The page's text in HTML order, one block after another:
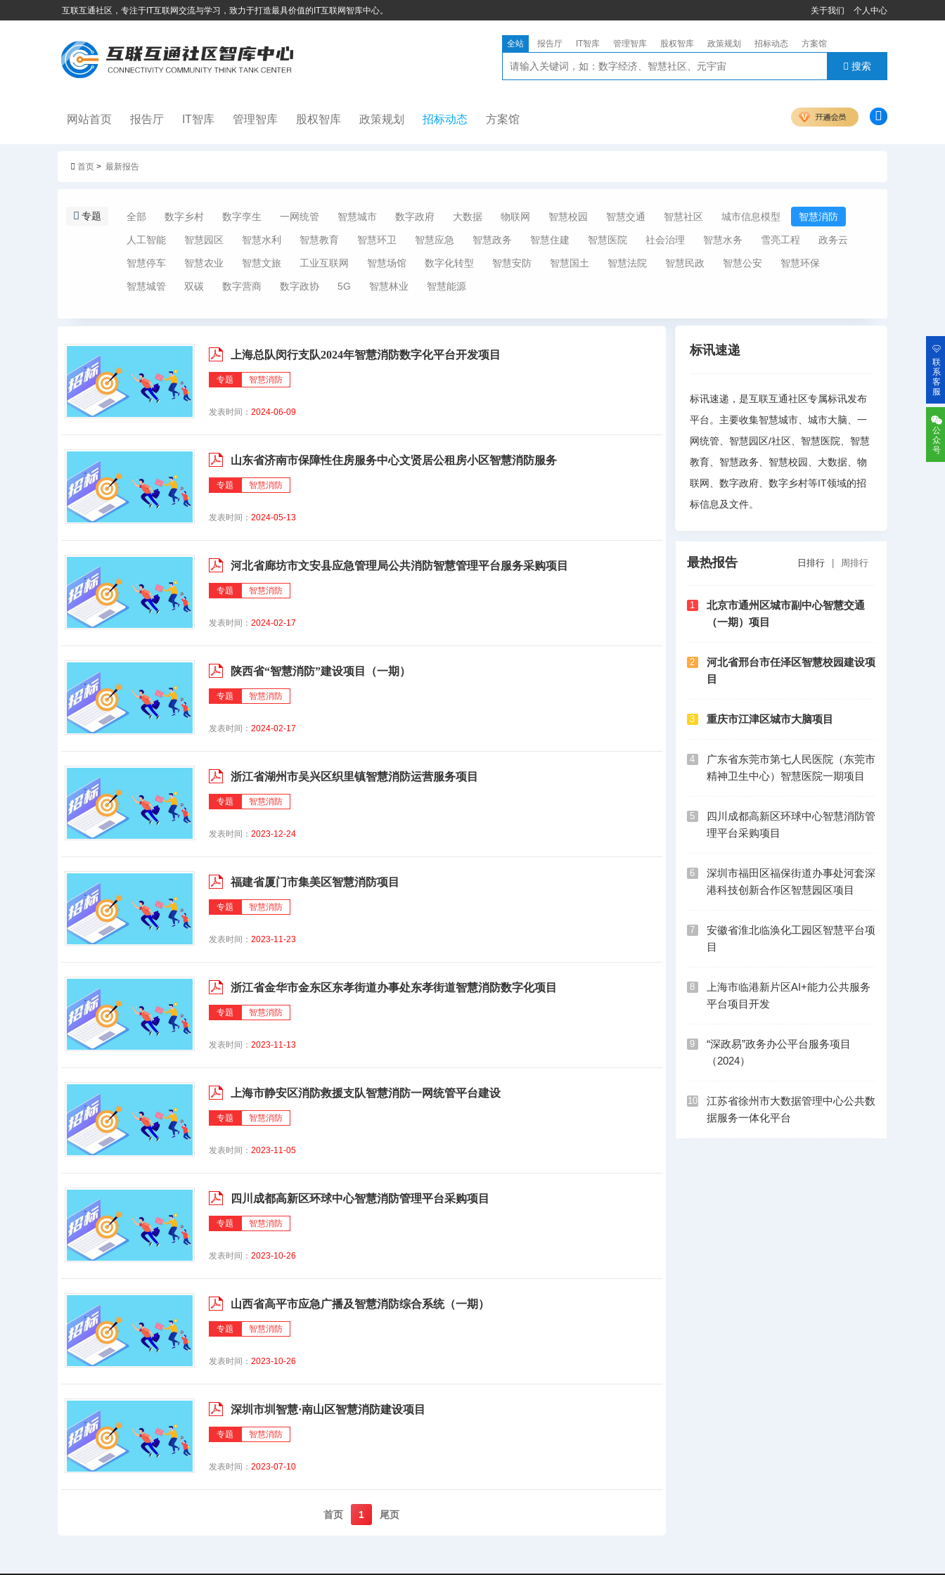
互联互通社区，专注于IT互联网交流与学习，致力于打造最具价值的IT互联网智库中心。 关于我们 个人中心
全站 报告厅 IT智库 管理智库 股权智库 政策规划 招标动态 方案馆
搜索
网站首页 报告厅 IT智库 管理智库 股权智库 政策规划 招标动态 方案馆
首页 > 最新报告
专题 全部 数字乡村 数字孪生 一网统管 智慧城市 数字政府 大数据 物联网 智慧校园 智慧交通 智慧社区 城市信息模型 智慧消防
人工智能 智慧园区 智慧水利 智慧教育 智慧环卫 智慧应急 智慧政务 智慧住建 智慧医院 社会治理 智慧水务 雪亮工程 政务云
智慧停车 智慧农业 智慧文旅 工业互联网 智慧场馆 数字化转型 智慧安防 智慧国土 智慧法院 智慧民政 智慧公安 智慧环保
智慧城管 双碳 数字营商 数字政协 5G 智慧林业 智慧能源
上海总队闵行支队2024年智慧消防数字化平台开发项目
专题 智慧消防
发表时间： 2024-06-09
山东省济南市保障性住房服务中心文贤居公租房小区智慧消防服务
专题 智慧消防
发表时间： 2024-05-13
河北省廊坊市文安县应急管理局公共消防智慧管理平台服务采购项目
专题 智慧消防
发表时间： 2024-02-17
陕西省“智慧消防”建设项目（一期）
专题 智慧消防
发表时间： 2024-02-17
浙江省湖州市吴兴区织里镇智慧消防运营服务项目
专题 智慧消防
发表时间： 2023-12-24
福建省厦门市集美区智慧消防项目
专题 智慧消防
发表时间： 2023-11-23
浙江省金华市金东区东孝街道办事处东孝街道智慧消防数字化项目
专题 智慧消防
发表时间： 2023-11-13
上海市静安区消防救援支队智慧消防一网统管平台建设
专题 智慧消防
发表时间： 2023-11-05
四川成都高新区环球中心智慧消防管理平台采购项目
专题 智慧消防
发表时间： 2023-10-26
山西省高平市应急广播及智慧消防综合系统（一期）
专题 智慧消防
发表时间： 2023-10-26
深圳市圳智慧·南山区智慧消防建设项目
专题 智慧消防
发表时间： 2023-07-10
首页️ 1 尾页️
标讯速递
标讯速递，是互联互通社区专属标讯发布
平台。主要收集智慧城市、城市大脑、一
网统管、智慧园区/社区、智慧医院、智慧
教育、智慧政务、智慧校园、大数据、物
联网、数字政府、数字乡村等IT领域的招
标信息及文件。
最热报告 日排行 周排行
1
北京市通州区城市副中心智慧交通
（一期）项目
2
河北省邢台市任泽区智慧校园建设项
目
3 重庆市江津区城市大脑项目
4
广东省东莞市第七人民医院（东莞市
精神卫生中心）智慧医院一期项目
5
四川成都高新区环球中心智慧消防管
理平台采购项目
6
深圳市福田区福保街道办事处河套深
港科技创新合作区智慧园区项目
7
安徽省淮北临涣化工园区智慧平台项
目
8
上海市临港新片区AI+能力公共服务
平台项目开发
9
“深政易”政务办公平台服务项目
（2024）
10
江苏省徐州市大数据管理中心公共数
据服务一体化平台
联
系
客
服
公
众
号